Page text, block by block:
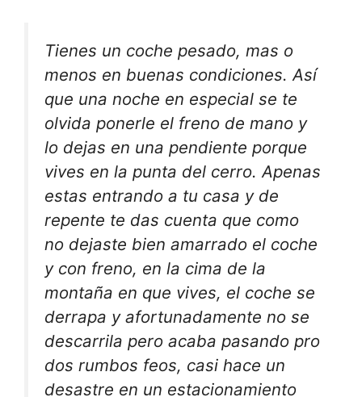
Tienes un coche pesado, mas o
menos en buenas condiciones. Así
que una noche en especial se te
olvida ponerle el freno de mano y
lo dejas en una pendiente porque
vives en la punta del cerro. Apenas
estas entrando a tu casa y de
repente te das cuenta que como
no dejaste bien amarrado el coche
y con freno, en la cima de la
montaña en que vives, el coche se
derrapa y afortunadamente no se
descarrila pero acaba pasando pro
dos rumbos feos, casi hace un
desastre en un estacionamiento